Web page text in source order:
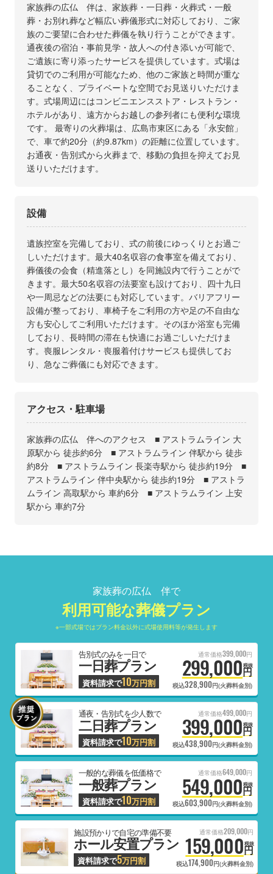
家族葬の広仏 伴は、家族葬・一日葬・火葬式・一般
葬・お別れ葬など幅広い葬儀形式に対応しており、ご家
族のご要望に合わせた葬儀を執り行うことができます。
通夜後の宿泊・事前見学・故人への付き添いが可能で、
ご遺族に寄り添ったサービスを提供しています。式場は
貸切でのご利用が可能なため、他のご家族と時間が重な
ることなく、プライベートな空間でお見送りいただけま
す。式場周辺にはコンビニエンスストア・レストラン・
ホテルがあり、遠方からお越しの参列者にも便利な環境
です。 最寄りの火葬場は、広島市東区にある「永安館」
で、車で約20分（約9.87km）の距離に位置しています。
お通夜・告別式から火葬まで、移動の負担を抑えてお見
送りいただけます。
設備
遺族控室を完備しており、式の前後にゆっくりとお過ご
しいただけます。最大40名収容の食事室を備えており、
葬儀後の会食（精進落とし）を同施設内で行うことがで
きます。最大50名収容の法要室も設けており、四十九日
や一周忌などの法要にも対応しています。バリアフリー
設備が整っており、車椅子をご利用の方や足の不自由な
方も安心してご利用いただけます。そのほか浴室も完備
しており、長時間の滞在も快適にお過ごしいただけま
す。喪服レンタル・喪服着付けサービスも提供してお
り、急なご葬儀にも対応できます。
アクセス・駐車場
家族葬の広仏 伴へのアクセス ■ アストラムライン 大
原駅から 徒歩約6分 ■ アストラムライン 伴駅から 徒歩
約8分 ■ アストラムライン 長楽寺駅から 徒歩約19分 ■
アストラムライン 伴中央駅から 徒歩約19分 ■ アストラ
ムライン 高取駅から 車約6分 ■ アストラムライン 上安
駅から 車約7分
家族葬の広仏 伴で
利用可能な葬儀プラン
※一部式場ではプラン料金以外に式場使用料等が発生します
告別式のみを一日で
一日葬プラン
資料請求で10万円割
通常価格399,000円
299,000円
税抜
税込328,900円(火葬料金別)
通夜・告別式を少人数で
二日葬プラン
資料請求で10万円割
通常価格499,000円
399,000円
税抜
税込438,900円(火葬料金別)
一般的な葬儀を低価格で
一般葬プラン
資料請求で10万円割
通常価格649,000円
549,000円
税抜
税込603,900円(火葬料金別)
施設預かりで自宅の準備不要
ホール安置プラン
資料請求で5万円割
通常価格209,000円
159,000円
税抜
税込174,900円(火葬料金別)